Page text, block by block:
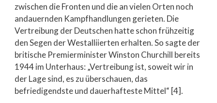
zwischen die Fronten und die an vielen Orten noch
andauernden Kampfhandlungen gerieten. Die
Vertreibung der Deutschen hatte schon frühzeitig
den Segen der Westalliierten erhalten. So sagte der
britische Premierminister Winston Churchill bereits
1944 im Unterhaus: „Vertreibung ist, soweit wir in
der Lage sind, es zu überschauen, das
befriedigendste und dauerhafteste Mittel“ [4].